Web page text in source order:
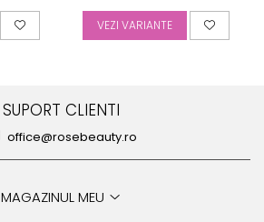
VEZI VARIANTE
SUPORT CLIENTI
office@rosebeauty.ro
MAGAZINUL MEU